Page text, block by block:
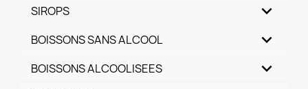
SIROPS
BOISSONS SANS ALCOOL
BOISSONS ALCOOLISEES